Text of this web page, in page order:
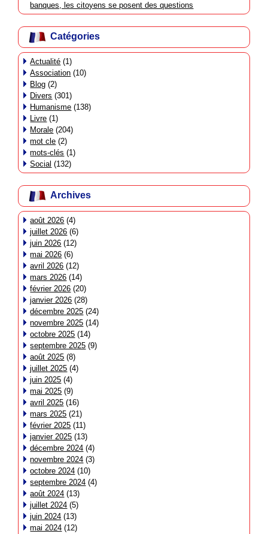
banques, les citoyens se posent des questions
Catégories
Actualité (1)
Association (10)
Blog (2)
Divers (301)
Humanisme (138)
Livre (1)
Morale (204)
mot cle (2)
mots-clés (1)
Social (132)
Archives
août 2026 (4)
juillet 2026 (6)
juin 2026 (12)
mai 2026 (6)
avril 2026 (12)
mars 2026 (14)
février 2026 (20)
janvier 2026 (28)
décembre 2025 (24)
novembre 2025 (14)
octobre 2025 (14)
septembre 2025 (9)
août 2025 (8)
juillet 2025 (4)
juin 2025 (4)
mai 2025 (9)
avril 2025 (16)
mars 2025 (21)
février 2025 (11)
janvier 2025 (13)
décembre 2024 (4)
novembre 2024 (3)
octobre 2024 (10)
septembre 2024 (4)
août 2024 (13)
juillet 2024 (5)
juin 2024 (13)
mai 2024 (12)